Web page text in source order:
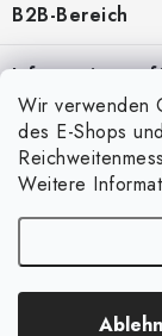
Wir verwenden
des E-Shops
Weitere
ß
z
B2B-Bereich
Unser Ziel ist die
Service
Informationen
Über uns
Meine Bestellung
Kontakte
Versand und
Bedingungen und
Für Modellbauer
Modellfarben-
Art Scale
FAQ
Ausstellungen 2026
Mein Konto
Registrierung
Copyright